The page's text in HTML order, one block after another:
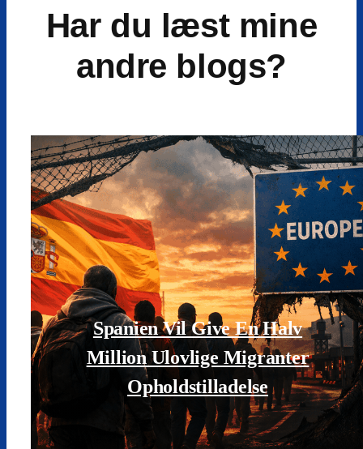
Har du læst mine
andre blogs?
Spanien Vil Give En Halv
Million Ulovlige Migranter
Opholdstilladelse
LÆS MERE